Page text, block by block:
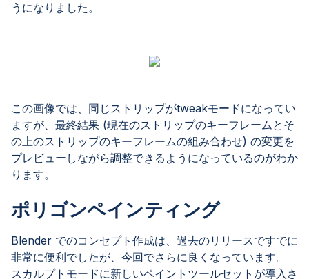
うになりました。
この画像では、同じストリップがtweakモードになってい
ますが、最終結果 (現在のストリップのキーフレームとそ
の上のストリップのキーフレームの組み合わせ) の変更を
プレビューしながら調整できるようになっているのがわか
ります。
ポリゴンペインティング
Blender でのコンセプト作成は、過去のリリースですでに
非常に便利でしたが、今回でさらに良くなっています。
スカルプトモードに新しいペイントツールセットが導入さ